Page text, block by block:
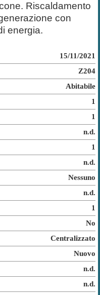
Riscaldamento
con
energia.
15/11/2021
Z204
Abitabile
1
1
n.d.
1
n.d.
Nessuno
n.d.
1
No
Centralizzato
Nuovo
n.d.
n.d.